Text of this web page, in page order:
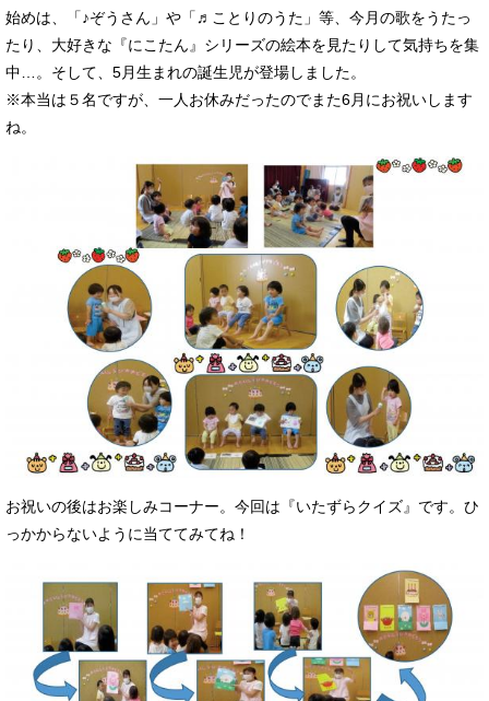
始めは、「♪ぞうさん」や「♬ことりのうた」等、今月の歌をうたっ
たり、大好きな『にこたん』シリーズの絵本を見たりして気持ちを集
中…。そして、5月生まれの誕生児が登場しました。
※本当は５名ですが、一人お休みだったのでまた6月にお祝いします
ね。
お祝いの後はお楽しみコーナー。今回は『いたずらクイズ』です。ひ
っかからないように当ててみてね！